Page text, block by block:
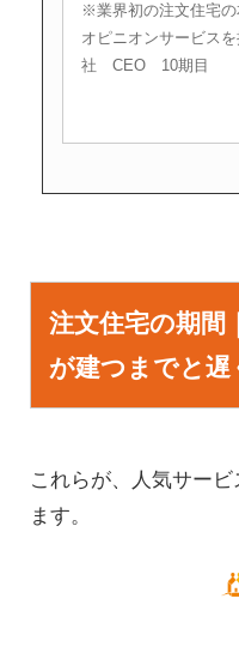
※業界初の注文住宅
オピニオンサービス
社 CEO 10期目
注文住宅の期間
が建つまでと遅
これらが、人気サー
ます。